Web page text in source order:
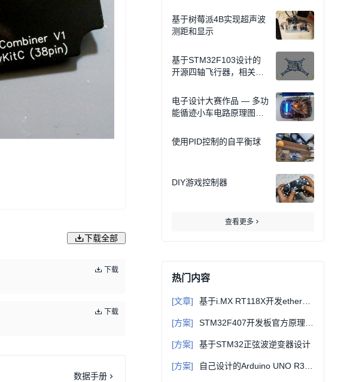
下载全部
下载
下载
数据手册
基于树莓派4B实现超声波
测距和显示
基于STM32F103设计的
开源四轴飞行器，相关资
M表）
电子设计大赛作品 — 多功
能循迹小车电路原理图、
使用PID控制的自平衡球
DIY游戏控制器
查看更多
热门内容
[文章] 基于i.MX RT118X开发ethercat从站（一）-初识EtherCAT
[方案] STM32F407开发板官方原理图+固件库+例程等详细资料
[方案] 基于STM32正弦波逆变器设计
[方案] 自己设计的Arduino UNO R3主控板原理图+PCB源文件（可直接打样）